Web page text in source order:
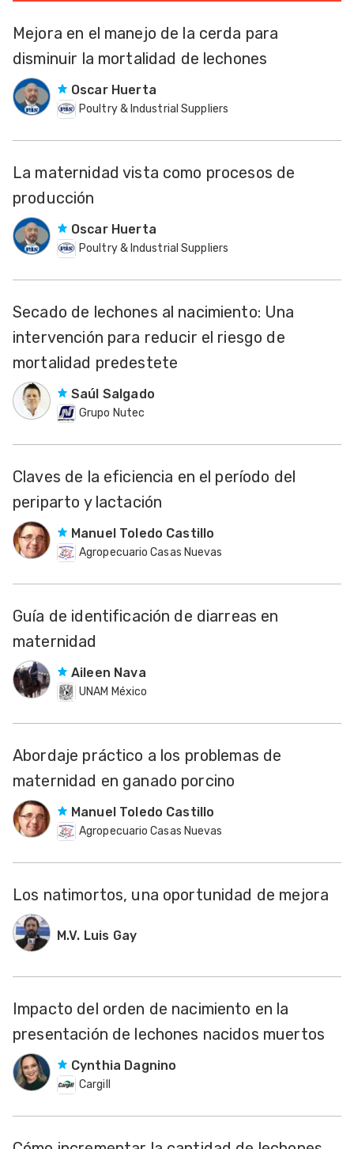
Mejora en el manejo de la cerda para
disminuir la mortalidad de lechones
Oscar Huerta
Poultry & Industrial Suppliers
La maternidad vista como procesos de
producción
Oscar Huerta
Poultry & Industrial Suppliers
Secado de lechones al nacimiento: Una
intervención para reducir el riesgo de
mortalidad predestete
Saúl Salgado
Grupo Nutec
Claves de la eficiencia en el período del
periparto y lactación
Manuel Toledo Castillo
Agropecuario Casas Nuevas
Guía de identificación de diarreas en
maternidad
Aileen Nava
UNAM México
Abordaje práctico a los problemas de
maternidad en ganado porcino
Manuel Toledo Castillo
Agropecuario Casas Nuevas
Los natimortos, una oportunidad de mejora
M.V. Luis Gay
Impacto del orden de nacimiento en la
presentación de lechones nacidos muertos
Cynthia Dagnino
Cargill